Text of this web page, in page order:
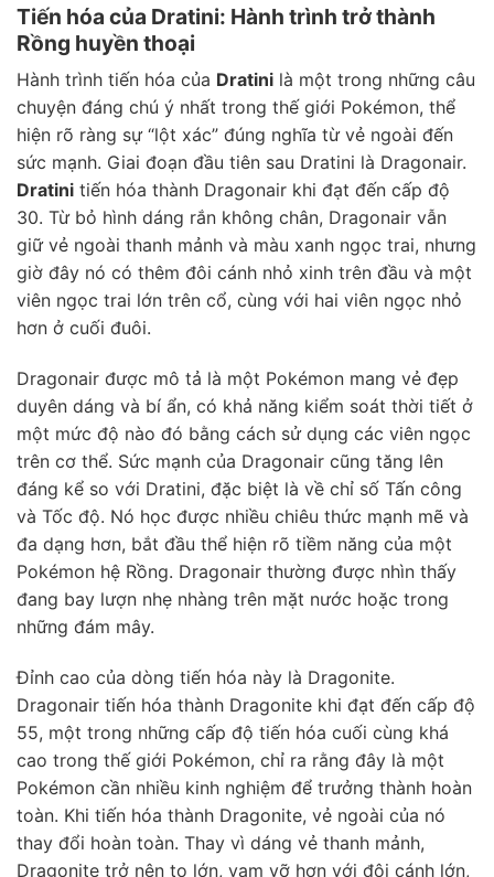
Tiến hóa của Dratini: Hành trình trở thành
Rồng huyền thoại
Hành trình tiến hóa của Dratini là một trong những câu
chuyện đáng chú ý nhất trong thế giới Pokémon, thể
hiện rõ ràng sự “lột xác” đúng nghĩa từ vẻ ngoài đến
sức mạnh. Giai đoạn đầu tiên sau Dratini là Dragonair.
Dratini tiến hóa thành Dragonair khi đạt đến cấp độ
30. Từ bỏ hình dáng rắn không chân, Dragonair vẫn
giữ vẻ ngoài thanh mảnh và màu xanh ngọc trai, nhưng
giờ đây nó có thêm đôi cánh nhỏ xinh trên đầu và một
viên ngọc trai lớn trên cổ, cùng với hai viên ngọc nhỏ
hơn ở cuối đuôi.
Dragonair được mô tả là một Pokémon mang vẻ đẹp
duyên dáng và bí ẩn, có khả năng kiểm soát thời tiết ở
một mức độ nào đó bằng cách sử dụng các viên ngọc
trên cơ thể. Sức mạnh của Dragonair cũng tăng lên
đáng kể so với Dratini, đặc biệt là về chỉ số Tấn công
và Tốc độ. Nó học được nhiều chiêu thức mạnh mẽ và
đa dạng hơn, bắt đầu thể hiện rõ tiềm năng của một
Pokémon hệ Rồng. Dragonair thường được nhìn thấy
đang bay lượn nhẹ nhàng trên mặt nước hoặc trong
những đám mây.
Đỉnh cao của dòng tiến hóa này là Dragonite.
Dragonair tiến hóa thành Dragonite khi đạt đến cấp độ
55, một trong những cấp độ tiến hóa cuối cùng khá
cao trong thế giới Pokémon, chỉ ra rằng đây là một
Pokémon cần nhiều kinh nghiệm để trưởng thành hoàn
toàn. Khi tiến hóa thành Dragonite, vẻ ngoài của nó
thay đổi hoàn toàn. Thay vì dáng vẻ thanh mảnh,
Dragonite trở nên to lớn, vạm vỡ hơn với đôi cánh lớn,